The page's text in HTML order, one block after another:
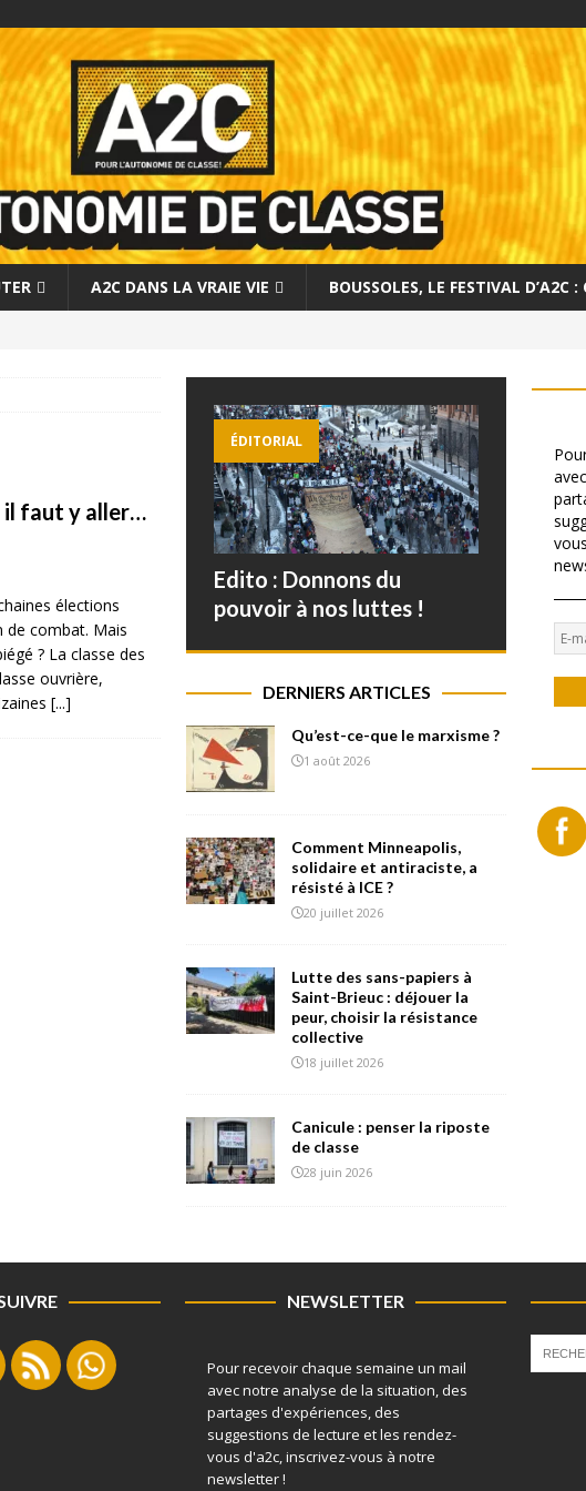
A2C DANS LA VRAIE VIE BOUSSOLES, LE FESTIVAL D’A2C
il faut y aller…
élections
de combat. Mais
? La classe des
ouvrière,
[...]
ÉDITORIAL
Edito : Donnons du
pouvoir à nos luttes !
DERNIERS ARTICLES
Qu’est-ce-que le marxisme ?
1 août 2026
Comment Minneapolis,
solidaire et antiraciste, a
résisté à ICE ?
20 juillet 2026
Lutte des sans-papiers à
Saint-Brieuc : déjouer la
peur, choisir la résistance
collective
18 juillet 2026
Canicule : penser la riposte
de classe
28 juin 2026
NEWSLETTER
Pour recevoir chaque semaine un mail
avec notre analyse de la situation, des
partages d'expériences, des
suggestions de lecture et les rendez-
vous d'a2c, inscrivez-vous à notre
newsletter !